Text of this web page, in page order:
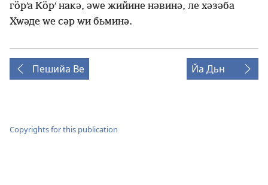
гӧрʹа Кӧрʹ накә, әԝе жийине нәвинә, ле хәзәба
Хԝәде ԝе сәр ԝи бьминә.
Пешийа Ве Йа Дьн
Copyrights for this publication